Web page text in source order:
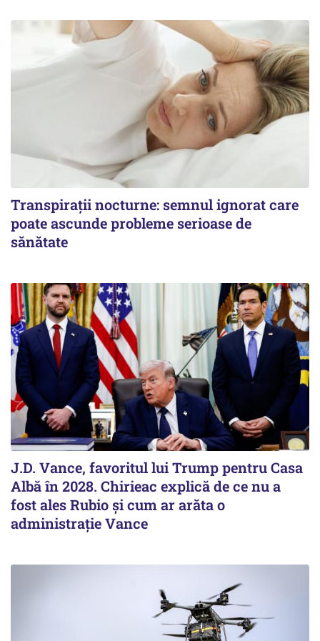
Transpirații nocturne: semnul ignorat care
poate ascunde probleme serioase de
sănătate
J.D. Vance, favoritul lui Trump pentru Casa
Albă în 2028. Chirieac explică de ce nu a
fost ales Rubio și cum ar arăta o
administrație Vance